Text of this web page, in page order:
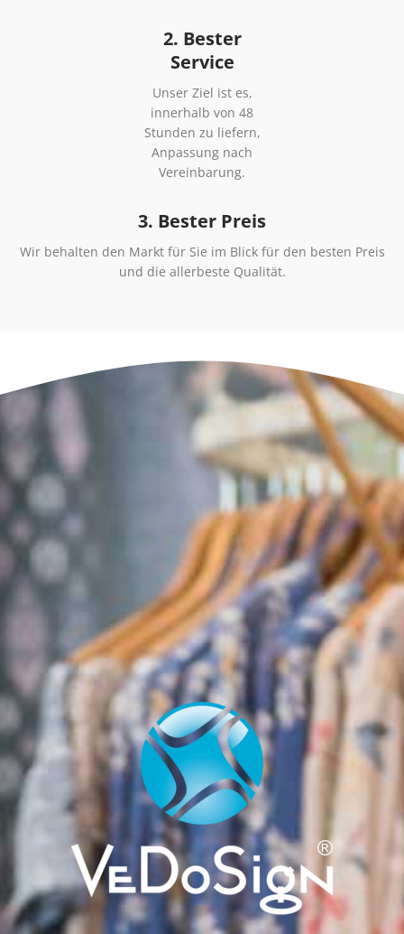
2. Bester
Service
Unser Ziel ist es,
innerhalb von 48
Stunden zu liefern,
Anpassung nach
Vereinbarung.
3. Bester Preis
Wir behalten den Markt für Sie im Blick für den besten Preis
und die allerbeste Qualität.